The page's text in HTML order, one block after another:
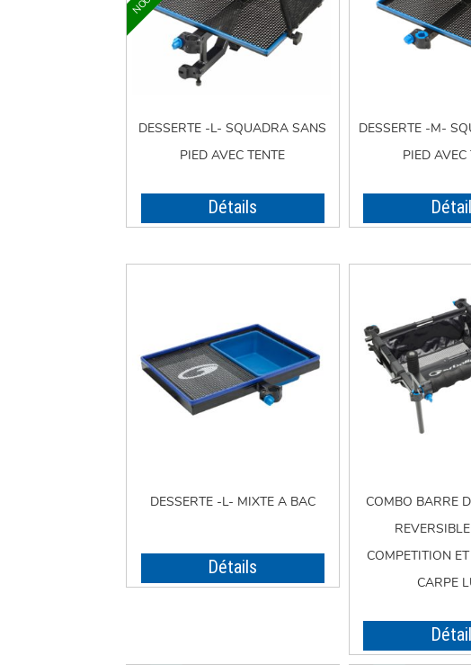
DESSERTE -L- SQUADRA SANS
PIED AVEC TENTE
Détails
DESSERTE -M-
PIED AVEC
DESSERTE -L- MIXTE A BAC
Détails
COMBO BARRE
COMPETITION
CARPE